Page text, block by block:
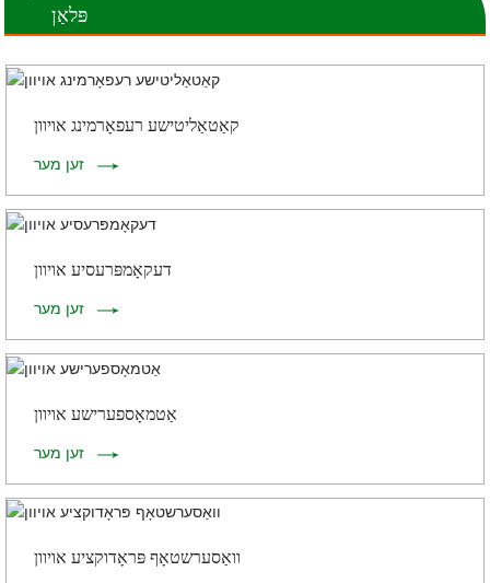
פּלאַן
קאַטאַליטישע רעפאָרמינג אויוון
זען מער
דעקאָמפּרעסיע אויוון
זען מער
אַטמאָספערישע אויוון
זען מער
וואַסערשטאָף פּראָדוקציע אויוון